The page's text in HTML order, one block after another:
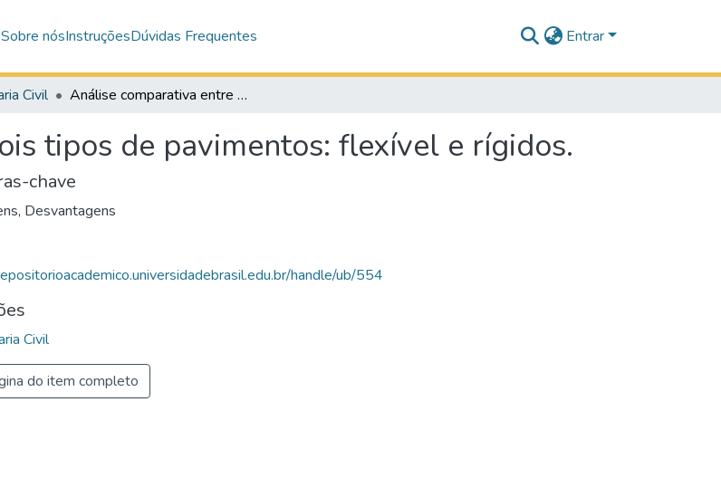
Sobre nósInstruçõesDúvidas Frequentes Entrar
Civil Análise comparativa entre dois tipos de pavimentos: flexível e rígidos.
tipos de pavimentos: flexível e rígidos.
chave
, Desvantagens
handle/ub/554
Civil
do item completo